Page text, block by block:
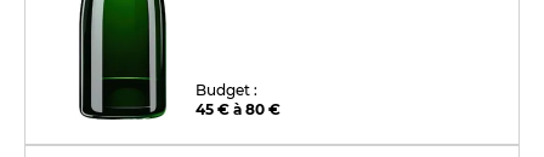
Budget :
45 € à 80 €